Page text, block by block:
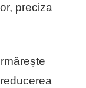
preciza